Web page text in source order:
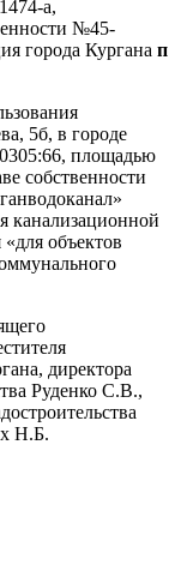
а,
№45-
города Кургана п
5б, в городе
площадью
собственности
канализационной
объектов
директора
Руденко С.В.,
Н.Б.